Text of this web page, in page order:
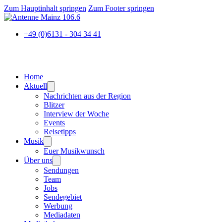
Zum Hauptinhalt springen Zum Footer springen
+49 (0)6131 - 304 34 41
Home
Aktuell
Nachrichten aus der Region
Blitzer
Interview der Woche
Events
Reisetipps
Musik
Euer Musikwunsch
Über uns
Sendungen
Team
Jobs
Sendegebiet
Werbung
Mediadaten